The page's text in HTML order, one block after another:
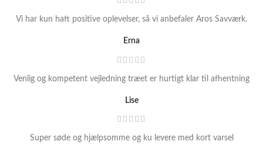
Vi har kun haft positive oplevelser, så vi anbefaler Aros Savværk.
Erna
Venlig og kompetent vejledning træet er hurtigt klar til afhentning
Lise
Super søde og hjælpsomme og ku levere med kort varsel